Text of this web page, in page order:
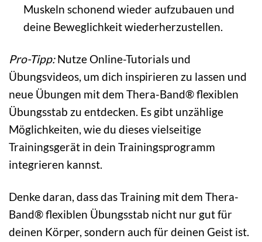
Muskeln schonend wieder aufzubauen und
deine Beweglichkeit wiederherzustellen.
Pro-Tipp:Nutze Online-Tutorials und
Übungsvideos, um dich inspirieren zu lassen und
neue Übungen mit dem Thera-Band® flexiblen
Übungsstab zu entdecken. Es gibt unzählige
Möglichkeiten, wie du dieses vielseitige
Trainingsgerät in dein Trainingsprogramm
integrieren kannst.
Denke daran, dass das Training mit dem Thera-
Band® flexiblen Übungsstab nicht nur gut für
deinen Körper, sondern auch für deinen Geist ist.